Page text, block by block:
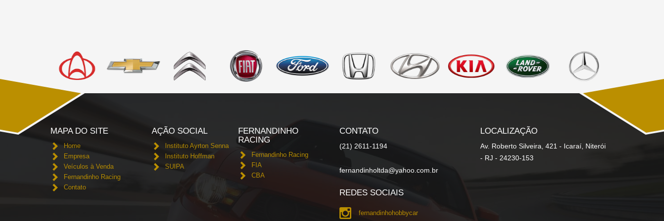
MAPA DO SITE
Home
Empresa
Veículos à Venda
Fernandinho Racing
Contato
AÇÃO SOCIAL
Instituto Ayrton Senna
Instituto Hoffman
SUIPA
FERNANDINHO
RACING
Fernandinho Racing
FIA
CBA
CONTATO
(21) 2611-1194
fernandinholtda@yahoo.com.br
REDES SOCIAIS
fernandinhohobbycar
LOCALIZAÇÃO
Av. Roberto Silveira, 421 - Icaraí, Niterói
- RJ - 24230-153